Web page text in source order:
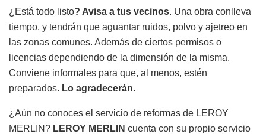
¿Está todo listo? Avisa a tus vecinos. Una obra conlleva
tiempo, y tendrán que aguantar ruidos, polvo y ajetreo en
las zonas comunes. Además de ciertos permisos o
licencias dependiendo de la dimensión de la misma.
Conviene informales para que, al menos, estén
preparados. Lo agradecerán.
¿Aún no conoces el servicio de reformas de LEROY
MERLIN? LEROY MERLIN cuenta con su propio servicio